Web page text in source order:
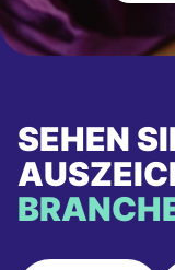
SEHEN